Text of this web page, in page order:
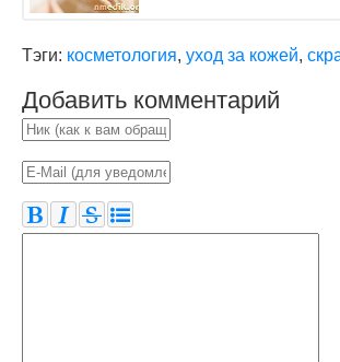
Тэги: косметология, уход за кожей,
Добавить комментарий